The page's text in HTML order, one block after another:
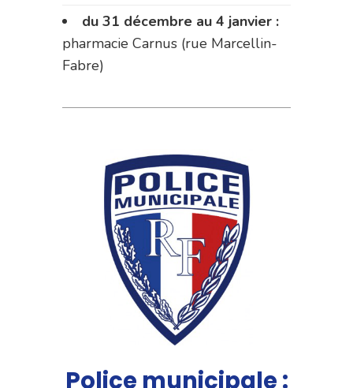
du 31 décembre au 4 janvier :
pharmacie Carnus (rue Marcellin-
Fabre)
Police municipale :